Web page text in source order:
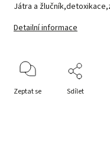
Játra a
Detailní informace
Zeptat se Sdílet